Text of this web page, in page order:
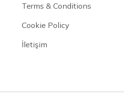
Terms & Conditions
Cookie Policy
İletişim